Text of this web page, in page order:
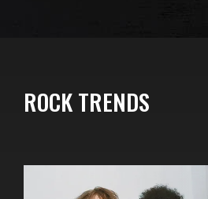
ROCK TRENDS